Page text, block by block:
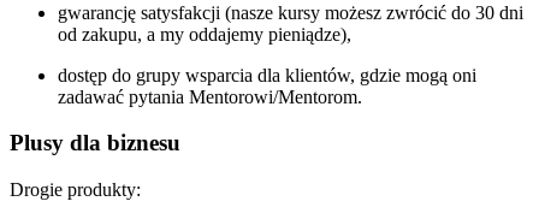
gwarancję satysfakcji (nasze kursy możesz zwrócić do 30 dni
od zakupu, a my oddajemy pieniądze),
dostęp do grupy wsparcia dla klientów, gdzie mogą oni
zadawać pytania Mentorowi/Mentorom.
Plusy dla biznesu
Drogie produkty: